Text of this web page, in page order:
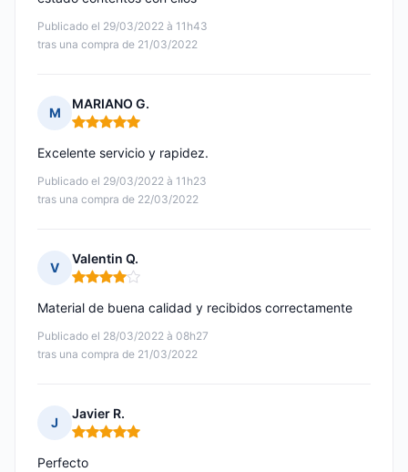
Publicado el 29/03/2022 à 11h43
tras una compra de 21/03/2022
M
MARIANO G.
Nota: 5 de 5
Publicado el 29/03/2022 à 11h23
tras una compra de 22/03/2022
Excelente servicio y rapidez.
V
Valentin Q.
Nota: 4 de 5
Publicado el 28/03/2022 à 08h27
tras una compra de 21/03/2022
Material de buena calidad y recibidos correctamente
J
Javier R.
Nota: 5 de 5
Perfecto